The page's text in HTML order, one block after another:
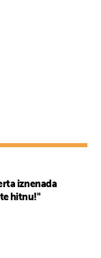
iznenada
hitnu!"